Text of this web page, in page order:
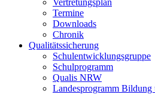
Vertretungsplan
Termine
Downloads
Chronik
Qualitätssicherung
Schulentwicklungsgruppe
Schulprogramm
Qualis NRW
Landesprogramm Bildung